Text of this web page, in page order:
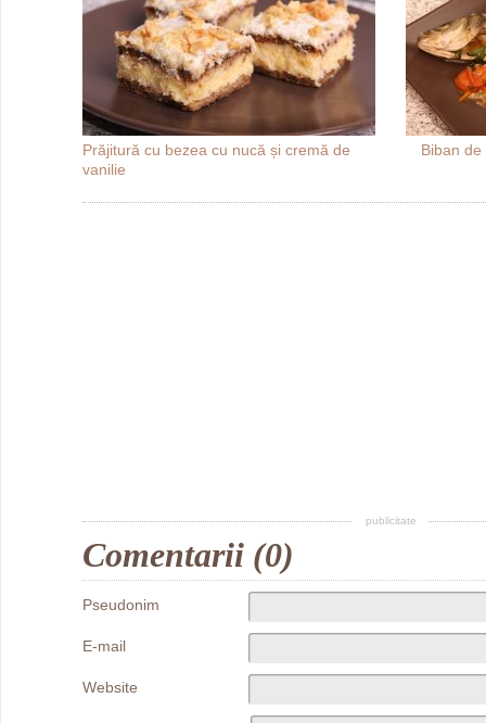
Prăjitură cu bezea cu nucă și cremă de
vanilie
Biban
publicitate
Comentarii (0)
Pseudonim
E-mail
Website